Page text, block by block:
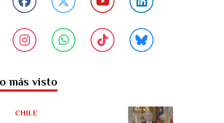
más visto
CHILE